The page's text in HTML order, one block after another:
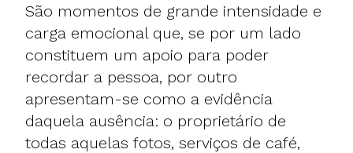
São momentos de grande intensidade e
carga emocional que, se por um lado
constituem um apoio para poder
recordar a pessoa, por outro
apresentam-se como a evidência
daquela ausência: o proprietário de
todas aquelas fotos, serviços de café,